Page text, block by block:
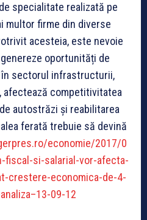
specialitate realizată pe
multor firme din diverse
acesteia, este nevoie
oportunități de
în sectorul infrastructurii,
afectează competitivitatea
autostrăzi și reabilitarea
ferată trebuie să devină
economie/2017/0
si-salarial-vor-afecta-
crestere-economica-de-4-
09-12